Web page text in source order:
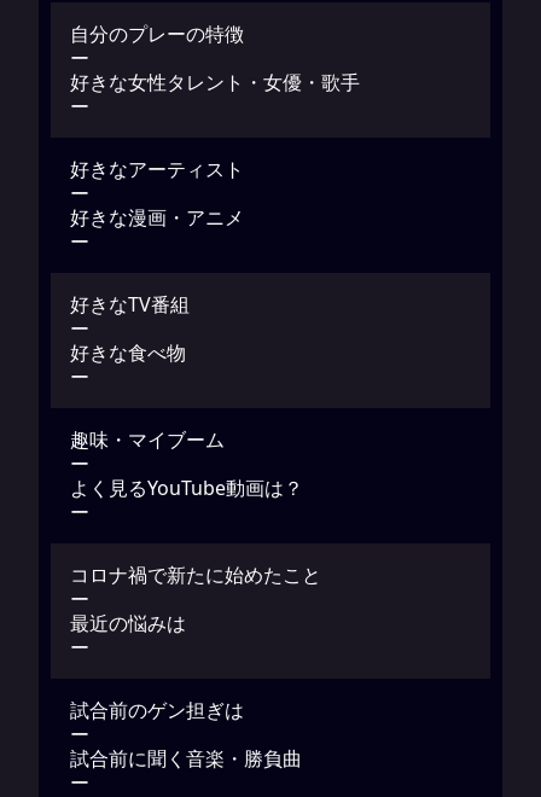
自分のプレーの特徴
ー
好きな女性タレント・女優・歌手
ー
好きなアーティスト
ー
好きな漫画・アニメ
ー
好きなTV番組
ー
好きな食べ物
ー
趣味・マイブーム
ー
よく見るYouTube動画は？
ー
コロナ禍で新たに始めたこと
ー
最近の悩みは
ー
試合前のゲン担ぎは
ー
試合前に聞く音楽・勝負曲
ー